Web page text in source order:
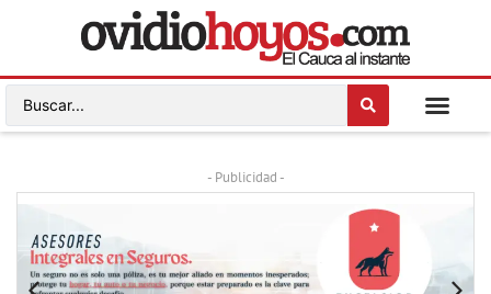
- Publicidad -